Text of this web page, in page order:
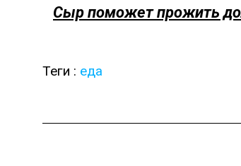
Сыр поможет прожить
Теги : еда